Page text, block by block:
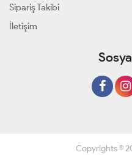
Sipariş Takibi
İletişim
Copyrights ©